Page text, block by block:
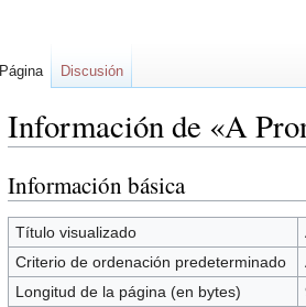
Información de «A
Ir
a
la
navegación
Ir
a
la
búsqueda
Información básica
Título visualizado
Criterio de ordenación predeterminado
Longitud de la página (en bytes)
Página Discusión